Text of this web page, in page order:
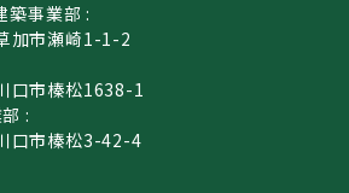
築事業部 :
加市瀬崎1-1-2
口市榛松1638-1
:
口市榛松3-42-4